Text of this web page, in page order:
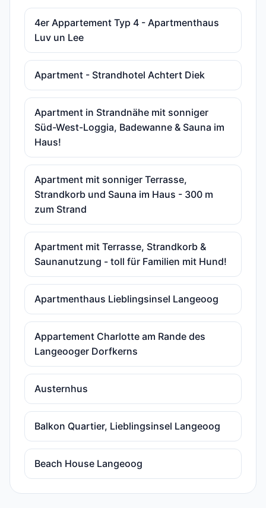
4er Appartement Typ 4 - Apartmenthaus
Luv un Lee
Apartment - Strandhotel Achtert Diek
Apartment in Strandnähe mit sonniger
Süd-West-Loggia, Badewanne & Sauna im
Haus!
Apartment mit sonniger Terrasse,
Strandkorb und Sauna im Haus - 300 m
zum Strand
Apartment mit Terrasse, Strandkorb &
Saunanutzung - toll für Familien mit Hund!
Apartmenthaus Lieblingsinsel Langeoog
Appartement Charlotte am Rande des
Langeooger Dorfkerns
Austernhus
Balkon Quartier, Lieblingsinsel Langeoog
Beach House Langeoog